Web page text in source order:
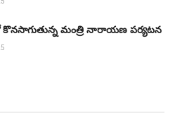
మంత్రి నారాయణ పర్యటన